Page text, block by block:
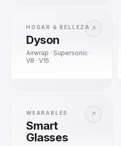
↗
HOGAR & BELLEZA
Dyson
Airwrap · Supersonic ·
V8 · V15
↗
WEARABLES
Smart
Glasses